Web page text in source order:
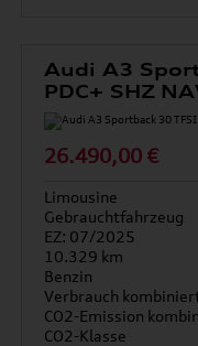
Audi A3
PDC+ SHZ
26.490,00 €
Limousine
Gebrauchtfahrzeug
EZ: 07/2025
10.329 km
Benzin
Verbrauch
CO2-Emission
CO2-Klasse